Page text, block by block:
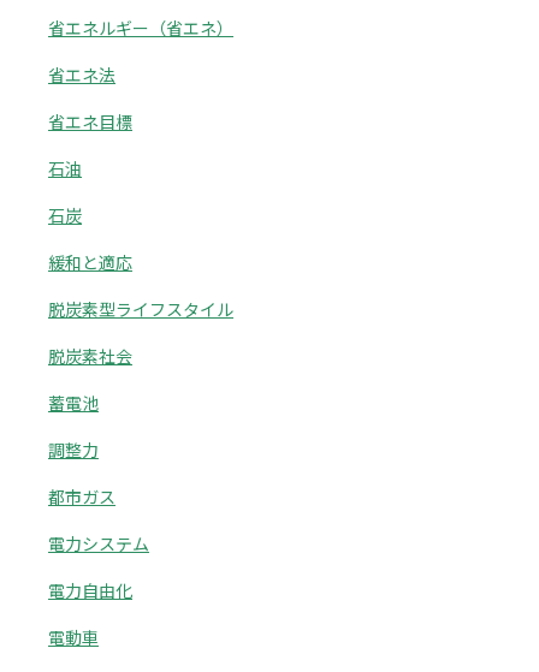
省エネルギー（省エネ）
省エネ法
省エネ目標
石油
石炭
緩和と適応
脱炭素型ライフスタイル
脱炭素社会
蓄電池
調整力
都市ガス
電力システム
電力自由化
電動車